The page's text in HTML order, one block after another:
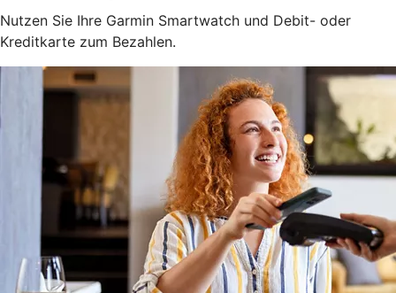
Nutzen Sie Ihre Garmin Smartwatch und Debit- oder
Kreditkarte zum Bezahlen.